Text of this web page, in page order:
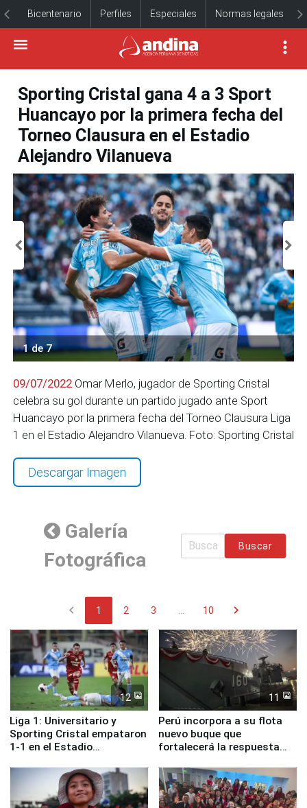
Bicentenario Perfiles Especiales Normas legales
Sporting Cristal gana 4 a 3 Sport
Huancayo por la primera fecha del
Torneo Clausura en el Estadio
Alejandro Vilanueva
1 de 7
09/07/2022 Omar Merlo, jugador de Sporting Cristal
celebra su gol durante un partido jugado ante Sport
Huancayo por la primera fecha del Torneo Clausura Liga
1 en el Estadio Alejandro Vilanueva. Foto: Sporting Cristal
Descargar Imagen
Galería
Fotográfica
Buscar
chevron_left 1 2 3 10 chevron_right
12
Liga 1: Universitario y
Sporting Cristal empataron
1-1 en el Estadio
11
Perú incorpora a su flota
nuevo buque que
fortalecerá la respuesta